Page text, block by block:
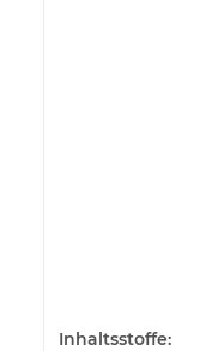
Inhaltsstoffe: